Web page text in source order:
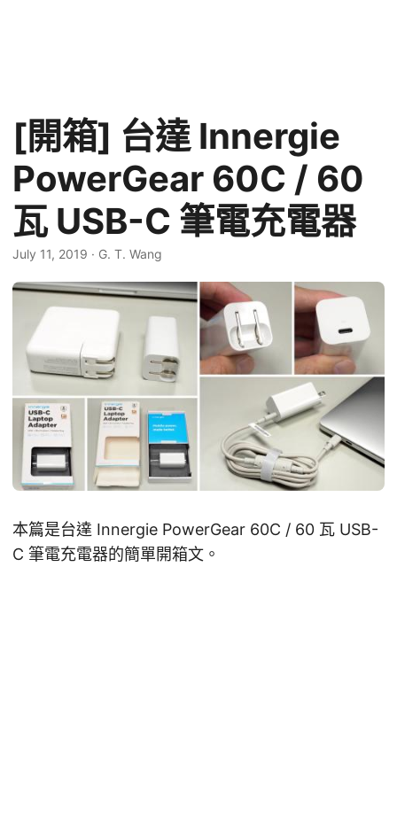
[開箱] 台達 Innergie
PowerGear 60C / 60
瓦 USB-C 筆電充電器
July 11, 2019 · G. T. Wang
本篇是台達 Innergie PowerGear 60C / 60 瓦 USB-
C 筆電充電器的簡單開箱文。